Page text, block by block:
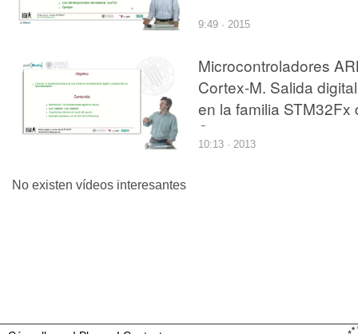
9:49 · 2015
Microcontroladores
Cortex-M. Salida digital
en la familia STM32Fx
St
10:13 · 2013
No existen vídeos interesantes